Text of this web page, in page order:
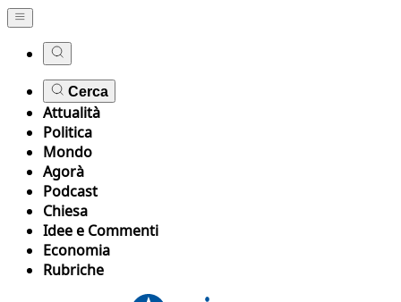
Cerca
Attualità
Politica
Mondo
Agorà
Podcast
Chiesa
Idee e Commenti
Economia
Rubriche